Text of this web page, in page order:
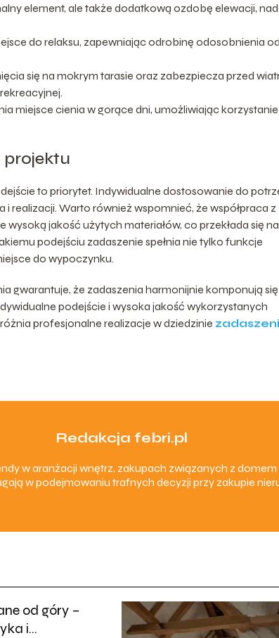
element, ale także dodatkową ozdobę elewacji,
do relaksu, zapewniając odrobinę odosobnienia od
się na mokrym tarasie oraz zabezpiecza przed
miejsce cienia w gorące dni, umożliwiając korzystanie
projektu
to priorytet. Indywidualne dostosowanie do
realizacji. Warto również wspomnieć, że współpraca z
jakość użytych materiałów, co przekłada się na
podejściu zadaszenie spełnia nie tylko funkcje
do wypoczynku.
gwarantuje, że zadaszenia harmonijnie komponują się
podejście i wysoka jakość wykorzystanych
profesjonalne realizacje w dziedzinie
Redakcja febri.pl
w aranżacji wnętrz, zakupach związanych z
w podejmowaniu trafnych decyzji przy zakupie
od góry –
i